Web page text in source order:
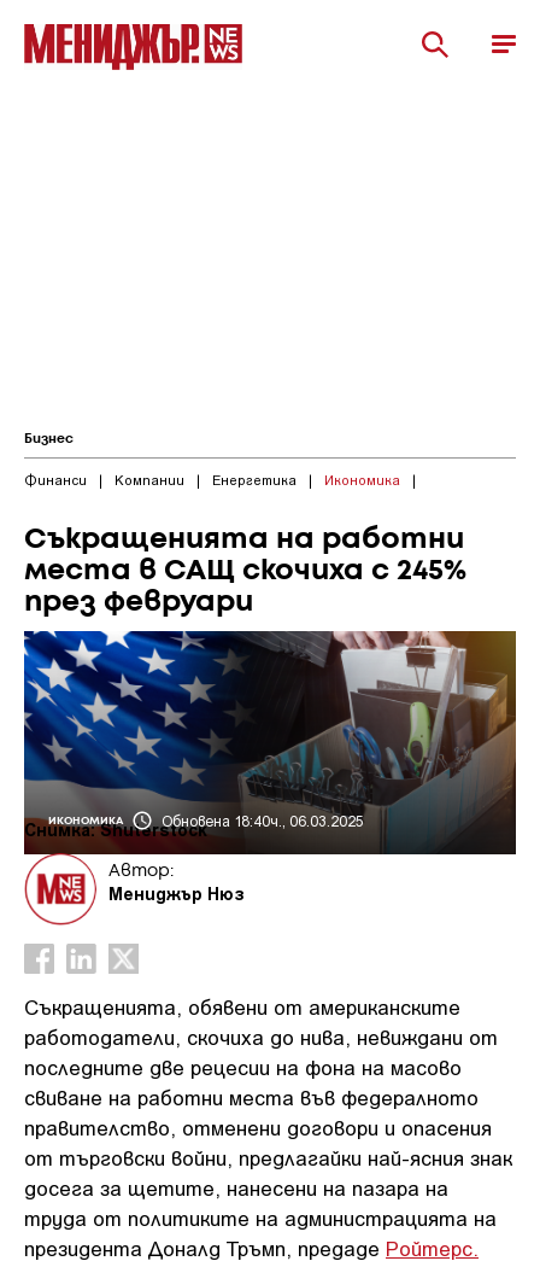
Бизнес
Финанси | Компании | Енергетика | Икономика |
Съкращенията на работни
места в САЩ скочиха с 245%
през февруари
ИКОНОМИКА Обновена 18:40ч., 06.03.2025
Снимка: Shuterstock
Автор:
Мениджър Нюз
Съкращенията, обявени от американските
работодатели, скочиха до нива, невиждани от
последните две рецесии на фона на масово
свиване на работни места във федералното
правителство, отменени договори и опасения
от търговски войни, предлагайки най-ясния знак
досега за щетите, нанесени на пазара на
труда от политиките на администрацията на
президента Доналд Тръмп, предаде Ройтерс.